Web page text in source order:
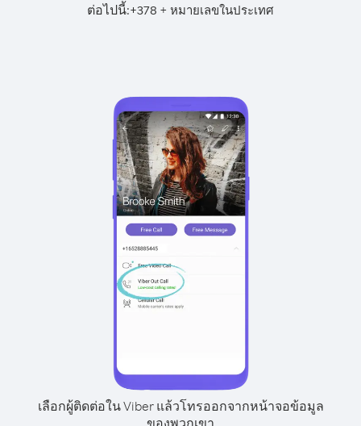
ต่อไปนี้:+378 + หมายเลขในประเทศ
เลือกผู้ติดต่อใน Viber แล้วโทรออกจากหน้าจอข้อมูล
ของพวกเขา